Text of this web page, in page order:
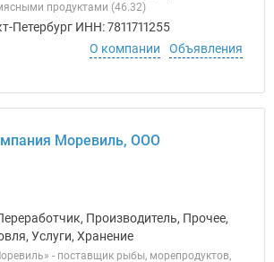
продуктами (46.32)
Петербург ИНН: 7811711255
О компании
Объявления
Моревиль, ООО
Производитель, Прочее,
Услуги, Хранение
- поставщик рыбы, морепродуктов,